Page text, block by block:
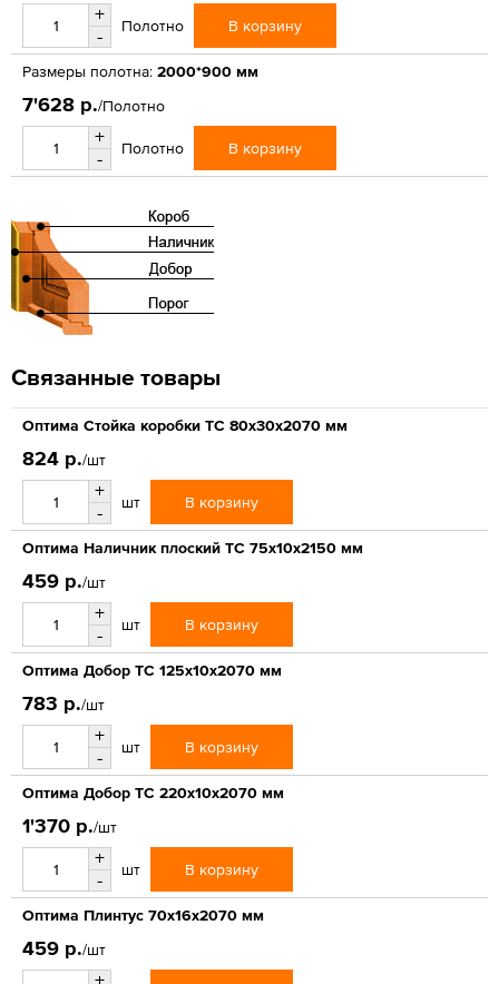
+
-
Полотно В корзину
Размеры полотна: 2000*900 мм
7'628 р./Полотно
+
-
Полотно В корзину
Связанные товары
Оптима Стойка коробки ТС 80х30х2070 мм
824 р./шт
+
-
шт В корзину
Оптима Наличник плоский ТС 75х10х2150 мм
459 р./шт
+
-
шт В корзину
Оптима Добор ТС 125х10х2070 мм
783 р./шт
+
-
шт В корзину
Оптима Добор ТС 220х10х2070 мм
1'370 р./шт
+
-
шт В корзину
Оптима Плинтус 70х16х2070 мм
459 р./шт